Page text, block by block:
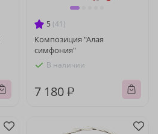
5 (41)
Композиция "Алая
симфония"
В наличии
7 180 ₽